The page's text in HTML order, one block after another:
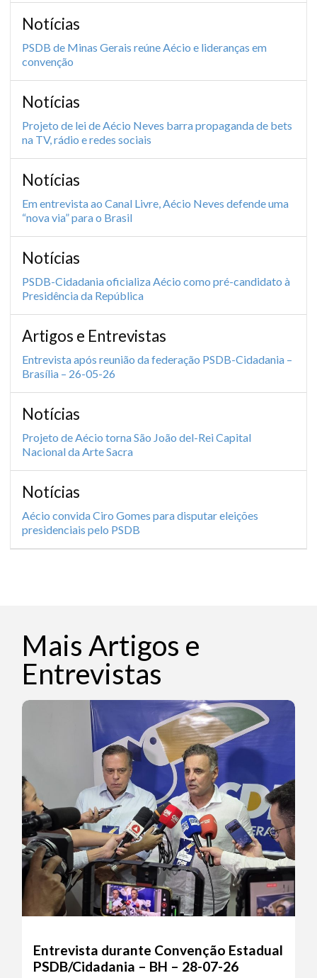
Notícias
PSDB de Minas Gerais reúne Aécio e lideranças em
convenção
Notícias
Projeto de lei de Aécio Neves barra propaganda de bets
na TV, rádio e redes sociais
Notícias
Em entrevista ao Canal Livre, Aécio Neves defende uma
“nova via” para o Brasil
Notícias
PSDB-Cidadania oficializa Aécio como pré-candidato à
Presidência da República
Artigos e Entrevistas
Entrevista após reunião da federação PSDB-Cidadania –
Brasília – 26-05-26
Notícias
Projeto de Aécio torna São João del-Rei Capital
Nacional da Arte Sacra
Notícias
Aécio convida Ciro Gomes para disputar eleições
presidenciais pelo PSDB
Mais Artigos e
Entrevistas
Entrevista durante Convenção Estadual
PSDB/Cidadania – BH – 28-07-26